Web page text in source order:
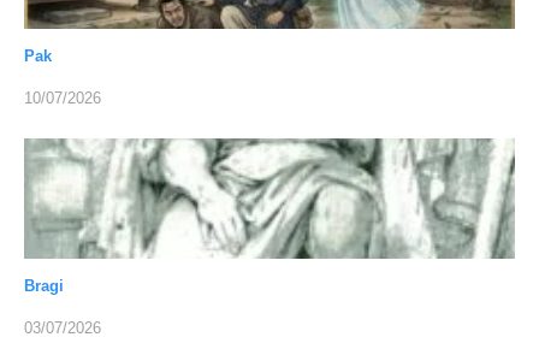
Pak
10/07/2026
Bragi
03/07/2026